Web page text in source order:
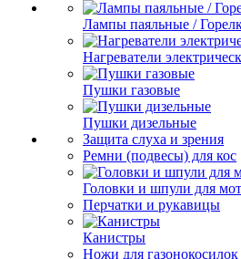
Лампы паяльные /
Нагреватели
Пушки газовые
Пушки дизельные
Защита слуха и зрения
Ремни (подвесы) для кос
Головки и шпули для
Перчатки и рукавицы
Канистры
Ножи для газонокосилок